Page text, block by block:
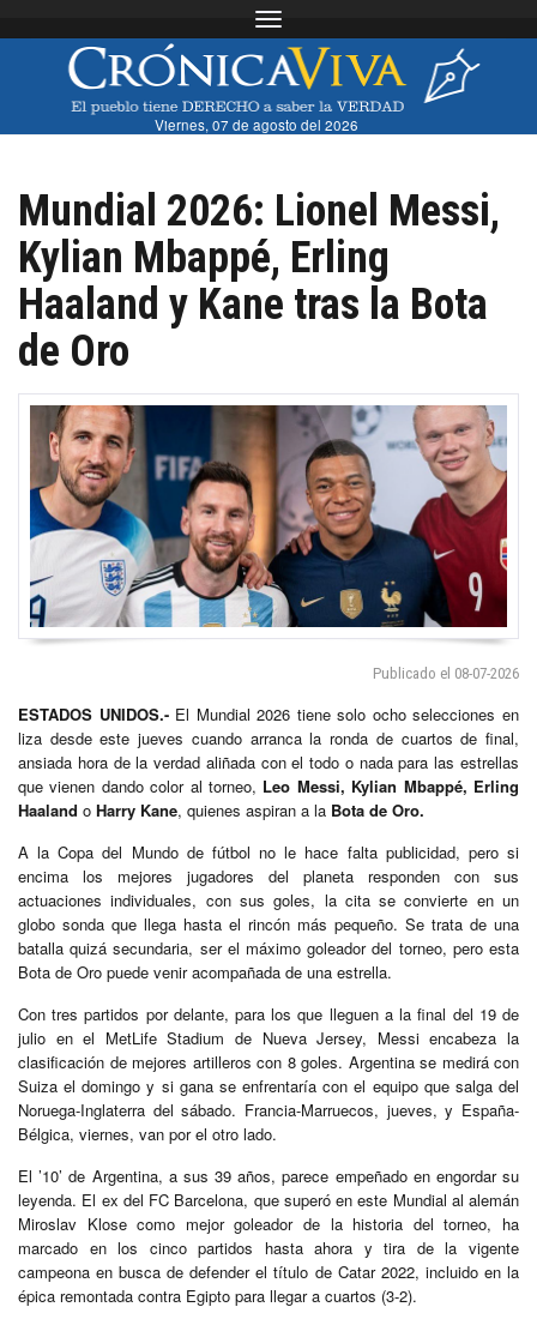
Toggle navigation
Viernes, 07 de agosto del 2026
Mundial 2026: Lionel Messi,
Kylian Mbappé, Erling
Haaland y Kane tras la Bota
de Oro
Publicado el 08-07-2026
ESTADOS UNIDOS.-El Mundial 2026 tiene solo ocho selecciones en
liza desde este jueves cuando arranca la ronda de cuartos de final,
ansiada hora de la verdad aliñada con el todo o nada para las estrellas
que vienen dando color al torneo, Leo Messi, Kylian Mbappé, Erling
Haaland o Harry Kane, quienes aspiran a la Bota de Oro.
A la Copa del Mundo de fútbol no le hace falta publicidad, pero si
encima los mejores jugadores del planeta responden con sus
actuaciones individuales, con sus goles, la cita se convierte en un
globo sonda que llega hasta el rincón más pequeño. Se trata de una
batalla quizá secundaria, ser el máximo goleador del torneo, pero esta
Bota de Oro puede venir acompañada de una estrella.
Con tres partidos por delante, para los que lleguen a la final del 19 de
julio en el MetLife Stadium de Nueva Jersey, Messi encabeza la
clasificación de mejores artilleros con 8 goles. Argentina se medirá con
Suiza el domingo y si gana se enfrentaría con el equipo que salga del
Noruega-Inglaterra del sábado. Francia-Marruecos, jueves, y España-
Bélgica, viernes, van por el otro lado.
El ’10’ de Argentina, a sus 39 años, parece empeñado en engordar su
leyenda. El ex del FC Barcelona, que superó en este Mundial al alemán
Miroslav Klose como mejor goleador de la historia del torneo, ha
marcado en los cinco partidos hasta ahora y tira de la vigente
campeona en busca de defender el título de Catar 2022, incluido en la
épica remontada contra Egipto para llegar a cuartos (3-2).